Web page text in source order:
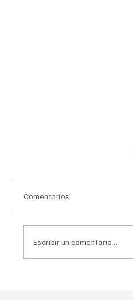
Comentarios
Escribir un comentario...